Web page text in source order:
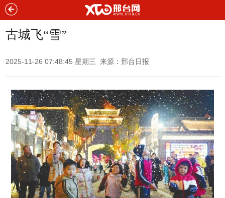
古城飞“雪”
2025-11-26 07:48:45 星期三 来源：邢台日报